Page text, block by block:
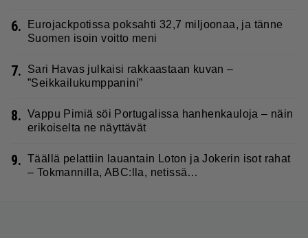
6.
Eurojackpotissa poksahti 32,7 miljoonaa, ja tänne
Suomen isoin voitto meni
7.
Sari Havas julkaisi rakkaastaan kuvan –
”Seikkailukumppanini”
8. Vappu Pimiä söi Portugalissa hanhenkauloja – näin
erikoiselta ne näyttävät
9. Täällä pelattiin lauantain Loton ja Jokerin isot rahat
– Tokmannilla, ABC:lla, netissä…